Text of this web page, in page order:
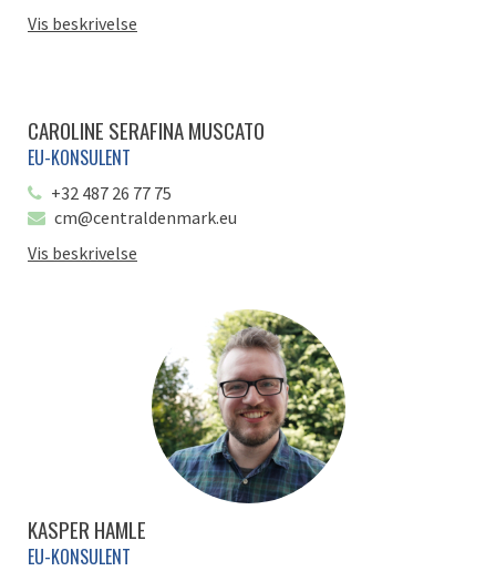
Vis beskrivelse
CAROLINE SERAFINA MUSCATO
EU-KONSULENT
+32 487 26 77 75
cm@centraldenmark.eu
Vis beskrivelse
KASPER HAMLE
EU-KONSULENT